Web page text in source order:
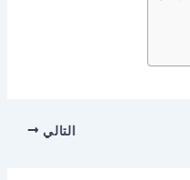
التالي